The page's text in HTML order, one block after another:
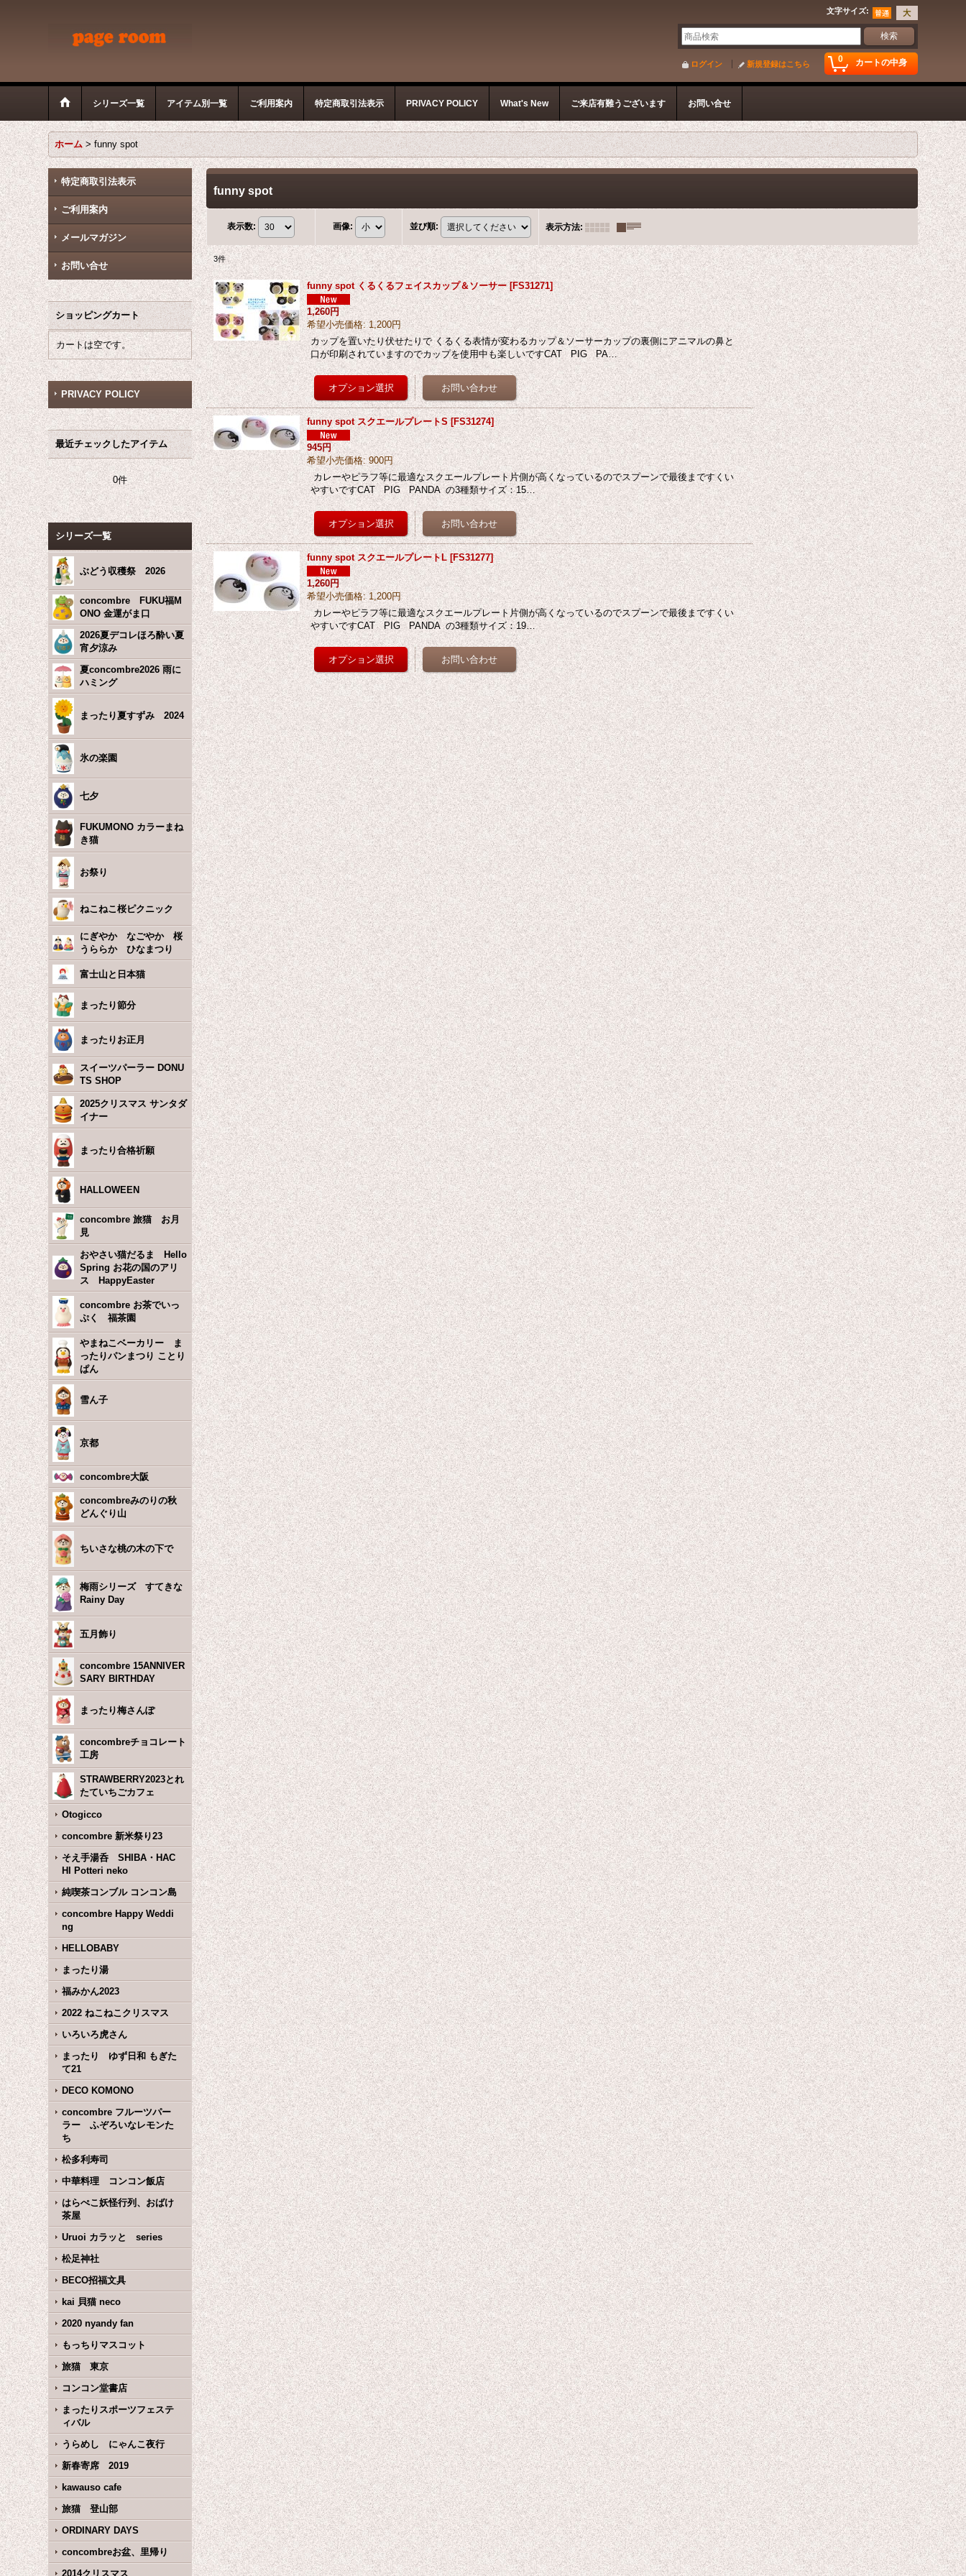
文字サイズ:
0 カートの中身
ログイン 新規登録はこちら
シリーズ一覧 アイテム別一覧 ご利用案内 特定商取引法表示 PRIVACY POLICY What's New ご来店有難うございます お問い合せ
ホーム > funny spot
特定商取引法表示
ご利用案内
メールマガジン
お問い合せ
ショッピングカート
カートは空です。
PRIVACY POLICY
最近チェックしたアイテム
0件
シリーズ一覧
ぶどう収穫祭 2026
concombre FUKU福M
ONO 金運がま口
2026夏デコレほろ酔い夏
宵夕涼み
夏concombre2026 雨に
ハミング
まったり夏すずみ 2024
氷の楽園
七夕
FUKUMONO カラーまね
き猫
お祭り
ねこねこ桜ピクニック
にぎやか なごやか 桜
うららか ひなまつり
富士山と日本猫
まったり節分
まったりお正月
スイーツパーラー DONU
TS SHOP
2025クリスマス サンタダ
イナー
まったり合格祈願
HALLOWEEN
concombre 旅猫 お月
見
おやさい猫だるま Hello
Spring お花の国のアリ
ス HappyEaster
concombre お茶でいっ
ぷく 福茶園
やまねこベーカリー ま
ったりパンまつり ことり
ぱん
雪ん子
京都
concombre大阪
concombreみのりの秋
どんぐり山
ちいさな桃の木の下で
梅雨シリーズ すてきな
Rainy Day
五月飾り
concombre 15ANNIVER
SARY BIRTHDAY
まったり梅さんぽ
concombreチョコレート
工房
STRAWBERRY2023とれ
たていちごカフェ
Otogicco
concombre 新米祭り23
そえ手湯呑 SHIBA・HAC
HI Potteri neko
純喫茶コンブル コンコン島
concombre Happy Weddi
ng
HELLOBABY
まったり湯
福みかん2023
2022 ねこねこクリスマス
いろいろ虎さん
まったり ゆず日和 もぎた
て21
DECO KOMONO
concombre フルーツパー
ラー ふぞろいなレモンた
ち
松多利寿司
中華料理 コンコン飯店
はらぺこ妖怪行列、おばけ
茶屋
Uruoi カラッと series
松足神社
BECO招福文具
kai 貝猫 neco
2020 nyandy fan
もっちりマスコット
旅猫 東京
コンコン堂書店
まったりスポーツフェステ
ィバル
うらめし にゃんこ夜行
新春寄席 2019
kawauso cafe
旅猫 登山部
ORDINARY DAYS
concombreお盆、里帰り
2014クリスマス
funny spot
表示数: 画像: 並び順: 表示方法:
3件
funny spot くるくるフェイスカップ＆ソーサー [FS31271]
1,260円
希望小売価格: 1,200円
カップを置いたり伏せたりで くるくる表情が変わるカップ＆ソーサーカップの裏側にアニマルの鼻と
口が印刷されていますのでカップを使用中も楽しいですCAT PIG PA…
funny spot スクエールプレートS [FS31274]
945円
希望小売価格: 900円
カレーやピラフ等に最適なスクエールプレート片側が高くなっているのでスプーンで最後まですくい
やすいですCAT PIG PANDA の3種類サイズ：15…
funny spot スクエールプレートL [FS31277]
1,260円
希望小売価格: 1,200円
カレーやピラフ等に最適なスクエールプレート片側が高くなっているのでスプーンで最後まですくい
やすいですCAT PIG PANDA の3種類サイズ：19…